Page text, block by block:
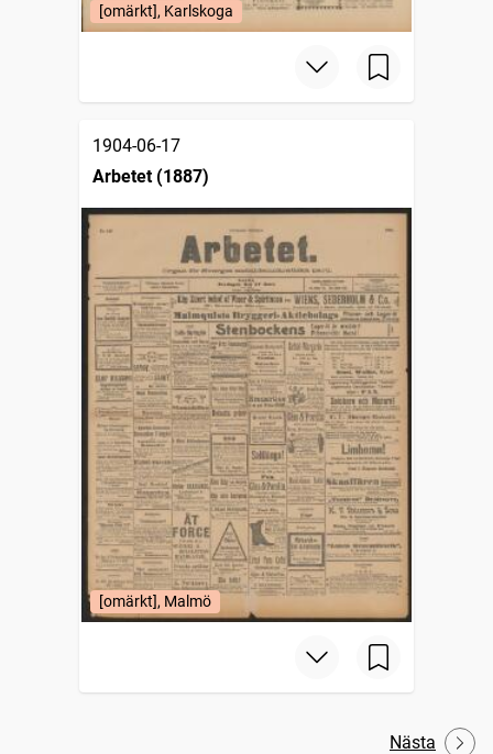
[omärkt], Karlskoga
1904-06-17
Arbetet (1887)
[omärkt], Malmö
Nästa